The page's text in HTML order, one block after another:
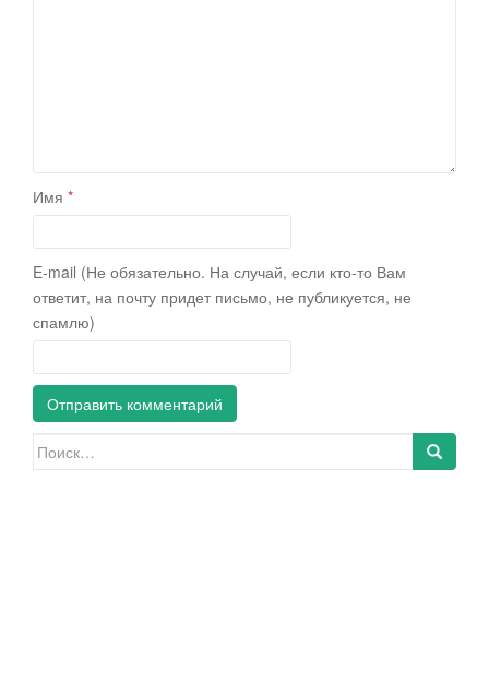
Имя *
E-mail (Не обязательно. На случай, если кто-то Вам
ответит, на почту придет письмо, не публикуется, не
спамлю)
Искать: